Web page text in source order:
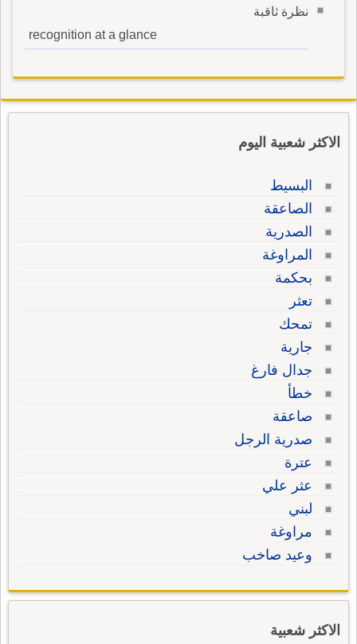
نظرة ثاقبة
recognition at a glance
الاكثر شعبية اليوم
البسيط
الصاعقة
الصدرية
المراوغة
بحكمة
تعثر
تمحك
جارية
جدال فارغ
خطأ
صاعقة
صدرية الرجل
عترة
عثر علي
لبني
مراوغة
وعيد صاخب
الاكثر شعبية